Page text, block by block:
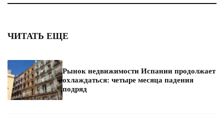
ЧИТАТЬ ЕЩЕ
Рынок недвижимости Испании продолжает
охлаждаться: четыре месяца падения
подряд